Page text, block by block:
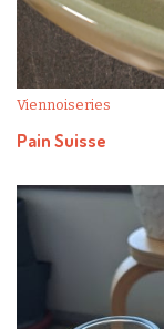
Viennoiseries
Pain Suisse